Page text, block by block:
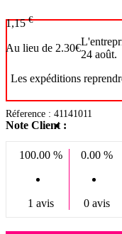
1,15€
Au lieu de 2.30€
24 août.
Les expéditions
Réference : 41141011
Note Client :
100.00 %
1 avis
0.00 %
0 avis